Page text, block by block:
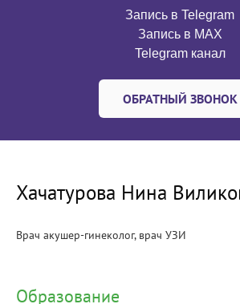
Запись в Telegram
Запись в MАX
Telegram канал
ОБРАТНЫЙ ЗВОНОК
Хачатурова Нина
Врач акушер-гинеколог, врач УЗИ
Образование